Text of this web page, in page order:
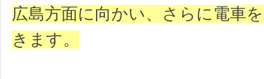
広島方面に向かい、さらに電車
きます。